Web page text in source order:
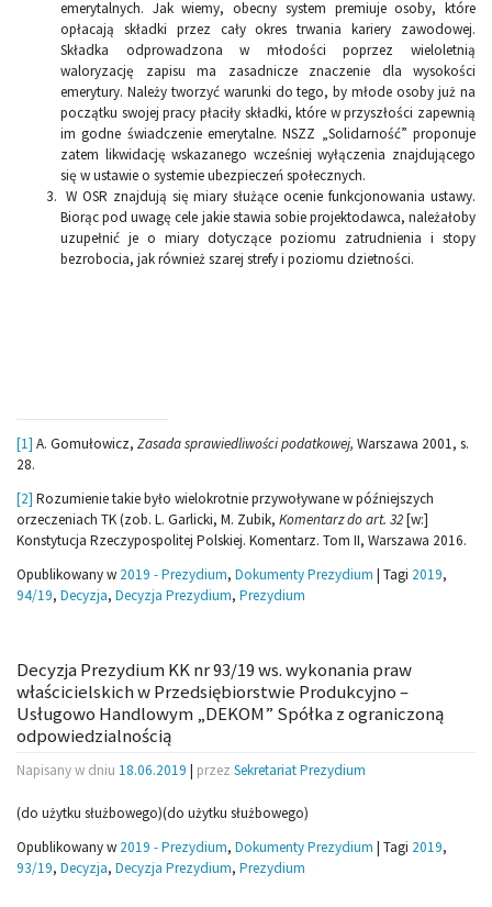
emerytalnych. Jak wiemy, obecny system premiuje osoby, które
opłacają składki przez cały okres trwania kariery zawodowej.
Składka odprowadzona w młodości poprzez wieloletnią
waloryzację zapisu ma zasadnicze znaczenie dla wysokości
emerytury. Należy tworzyć warunki do tego, by młode osoby już na
początku swojej pracy płaciły składki, które w przyszłości zapewnią
im godne świadczenie emerytalne. NSZZ „Solidarność” proponuje
zatem likwidację wskazanego wcześniej wyłączenia znajdującego
się w ustawie o systemie ubezpieczeń społecznych.
W OSR znajdują się miary służące ocenie funkcjonowania ustawy.
Biorąc pod uwagę cele jakie stawia sobie projektodawca, należałoby
uzupełnić je o miary dotyczące poziomu zatrudnienia i stopy
bezrobocia, jak również szarej strefy i poziomu dzietności.
[1] A. Gomułowicz, Zasada sprawiedliwości podatkowej, Warszawa 2001, s.
28.
[2] Rozumienie takie było wielokrotnie przywoływane w późniejszych
orzeczeniach TK (zob. L. Garlicki, M. Zubik, Komentarz do art. 32[w:]
Konstytucja Rzeczypospolitej Polskiej. Komentarz. Tom II, Warszawa 2016.
Opublikowany w 2019 - Prezydium, Dokumenty Prezydium | Tagi 2019,
94/19, Decyzja, Decyzja Prezydium, Prezydium
Decyzja Prezydium KK nr 93/19 ws. wykonania praw
właścicielskich w Przedsiębiorstwie Produkcyjno –
Usługowo Handlowym „DEKOM” Spółka z ograniczoną
odpowiedzialnością
Napisany w dniu 18.06.2019 | przez Sekretariat Prezydium
(do użytku służbowego)(do użytku służbowego)
Opublikowany w 2019 - Prezydium, Dokumenty Prezydium | Tagi 2019,
93/19, Decyzja, Decyzja Prezydium, Prezydium